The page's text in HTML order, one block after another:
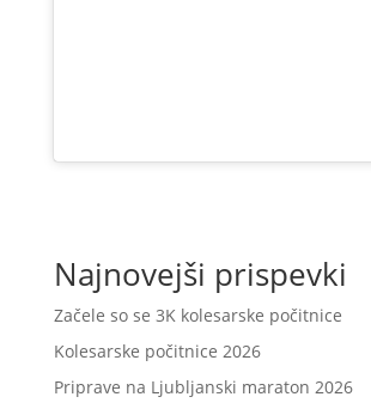
Najnovejši prispevki
Začele so se 3K kolesarske počitnice
Kolesarske počitnice 2026
Priprave na Ljubljanski maraton 2026